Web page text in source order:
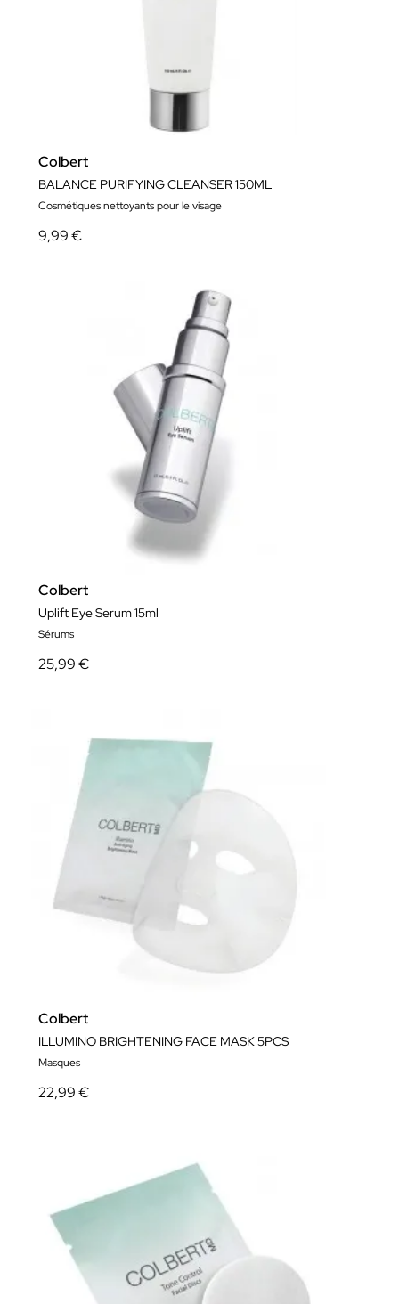
Colbert
BALANCE PURIFYING CLEANSER 150ML
Cosmétiques nettoyants pour le visage
9,99 €
Colbert
Uplift Eye Serum 15ml
Sérums
25,99 €
Colbert
ILLUMINO BRIGHTENING FACE MASK 5PCS
Masques
22,99 €